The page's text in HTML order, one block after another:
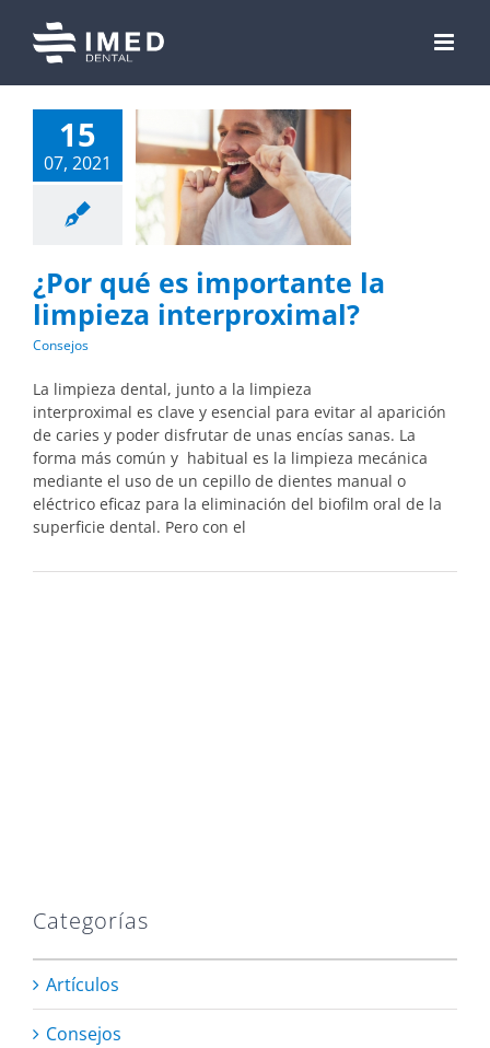
content
15
07, 2021
¿Por qué es importante la
limpieza interproximal?
Consejos
La limpieza dental, junto a la limpieza
interproximal es clave y esencial para evitar al aparición
de caries y poder disfrutar de unas encías sanas. La
forma más común y habitual es la limpieza mecánica
mediante el uso de un cepillo de dientes manual o
eléctrico eficaz para la eliminación del biofilm oral de la
superficie dental. Pero con el
Categorías
Artículos
Consejos